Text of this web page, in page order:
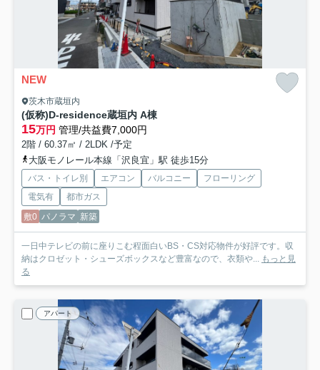
NEW
茨木市蔵垣内
(仮称)D-residence蔵垣内 A棟
15万円 管理/共益費7,000円
2階 / 60.37㎡ / 2LDK /予定
大阪モノレール本線「沢良宜」駅 徒歩15分
バス・トイレ別 エアコン バルコニー
フローリング
電気有
都市ガス
敷0 パノラマ 新築
一日中テレビの前に座りこむ程面白いBS・CS対応物件が好評です。収
納はクロゼット・シューズボックスなど豊富なので、衣類や... もっと見
る
アパート